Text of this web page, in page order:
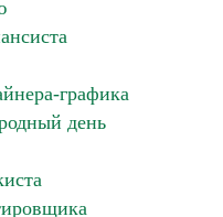
графика
день